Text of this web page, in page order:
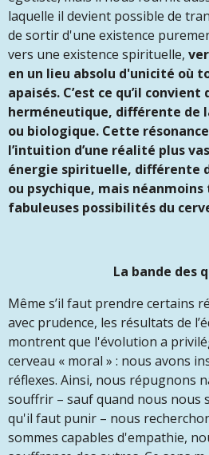
laquelle il devient possible de
de sortir d'une existence
vers une existence spirituelle,
en un lieu absolu d'unicité où
apaisés. C’est ce qu’il
herméneutique, différente de
ou biologique. Cette
l’intuition d’une réalité plus
énergie spirituelle, différente
ou psychique, mais
fabuleuses possibilités du
La bande des
Même s’il faut prendre certains
avec prudence, les résultats de
montrent que l'évolution a
cerveau « moral » : nous avons
réflexes. Ainsi, nous répugnons
souffrir – sauf quand nous nous
qu'il faut punir – nous
sommes capables d'empathie,